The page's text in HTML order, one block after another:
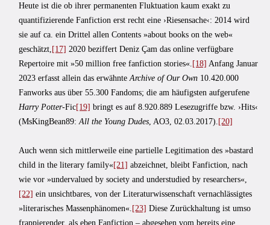
Heute ist die ob ihrer permanenten Fluktuation kaum exakt zu
quantifizierende Fanfiction erst recht eine ›Riesensache‹: 2014 wird
sie auf ca. ein Drittel allen Contents »about books on the web«
geschätzt, [17] 2020 beziffert Deniz Çam das online verfügbare
Repertoire mit »50 million free fanfiction stories«. [18] Anfang Januar
2023 erfasst allein das erwähnte Archive of Our Own 10.420.000
Fanworks aus über 55.300 Fandoms; die am häufigsten aufgerufene
Harry Potter-Fic[19] bringt es auf 8.920.889 Lesezugriffe bzw. ›Hits‹
(MsKingBean89: All the Young Dudes , AO3, 02.03.2017). [20]
Auch wenn sich mittlerweile eine partielle Legitimation des »bastard
child in the literary family«[21] abzeichnet, bleibt Fanfiction, nach
wie vor »underval­ued by society and understudied by researchers«,
[22] ein unsichtbares, von der Literaturwissenschaft vernachlässigtes
»literarisches Massenphänomen«. [23] Diese Zurückhaltung ist umso
frappierender, als eben Fanfiction – abgesehen vom bereits eine